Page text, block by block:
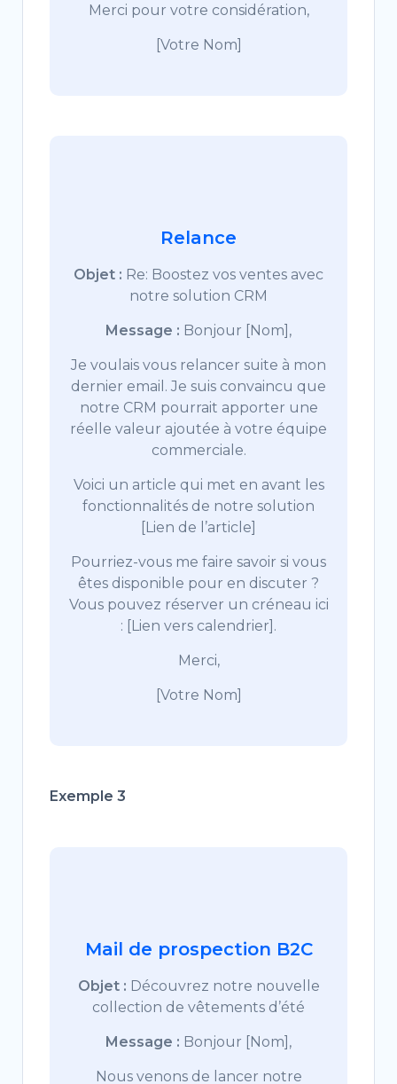
Merci pour votre considération,
[Votre Nom]
Relance
Objet : Re: Boostez vos ventes avec
notre solution CRM
Message : Bonjour [Nom],
Je voulais vous relancer suite à mon
dernier email. Je suis convaincu que
notre CRM pourrait apporter une
réelle valeur ajoutée à votre équipe
commerciale.
Voici un article qui met en avant les
fonctionnalités de notre solution
[Lien de l’article]
Pourriez-vous me faire savoir si vous
êtes disponible pour en discuter ?
Vous pouvez réserver un créneau ici
: [Lien vers calendrier].
Merci,
[Votre Nom]
Exemple 3
Mail de prospection B2C
Objet : Découvrez notre nouvelle
collection de vêtements d’été
Message : Bonjour [Nom],
Nous venons de lancer notre